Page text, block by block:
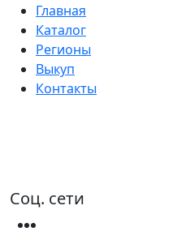
Главная
Каталог
Регионы
Выкуп
Контакты
Соц. сети